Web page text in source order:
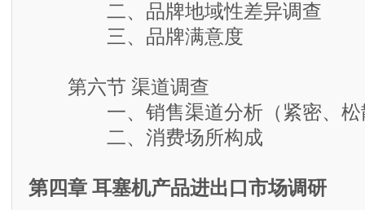
二、品牌地域性差异调查
三、品牌满意度
第六节 渠道调查
一、销售渠道分析（紧密、松
二、消费场所构成
第四章 耳塞机产品进出口市场调研